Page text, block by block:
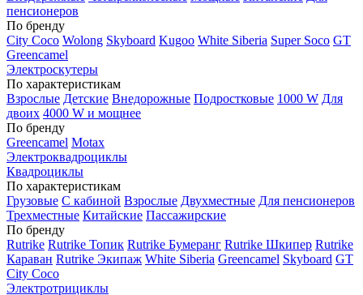
пенсионеров
По бренду
City Coco Wolong Skyboard Kugoo White Siberia Super Soco GT
Greencamel
Электроскутеры
По характеристикам
Взрослые Детские Внедорожные Подростковые 1000 W Для
двоих 4000 W и мощнее
По бренду
Greencamel Motax
Электроквадроциклы
Квадроциклы
По характеристикам
Грузовые С кабиной Взрослые Двухместные Для пенсионеров
Трехместные Китайские Пассажирские
По бренду
Rutrike Rutrike Топик Rutrike Бумеранг Rutrike Шкипер Rutrike
Караван Rutrike Экипаж White Siberia Greencamel Skyboard GT
City Coco
Электротрициклы